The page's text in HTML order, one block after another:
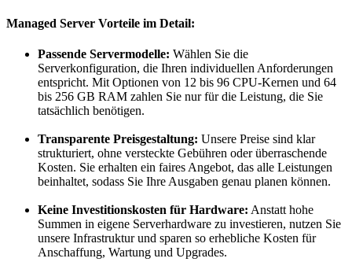
Managed Server Vorteile im Detail:
Passende Servermodelle: Wählen Sie die
Serverkonfiguration, die Ihren individuellen Anforderungen
entspricht. Mit Optionen von 12 bis 96 CPU-Kernen und 64
bis 256 GB RAM zahlen Sie nur für die Leistung, die Sie
tatsächlich benötigen.
Transparente Preisgestaltung: Unsere Preise sind klar
strukturiert, ohne versteckte Gebühren oder überraschende
Kosten. Sie erhalten ein faires Angebot, das alle Leistungen
beinhaltet, sodass Sie Ihre Ausgaben genau planen können.
Keine Investitionskosten für Hardware: Anstatt hohe
Summen in eigene Serverhardware zu investieren, nutzen Sie
unsere Infrastruktur und sparen so erhebliche Kosten für
Anschaffung, Wartung und Upgrades.